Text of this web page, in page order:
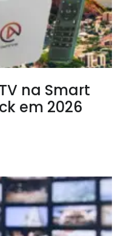
na Smart
em 2026